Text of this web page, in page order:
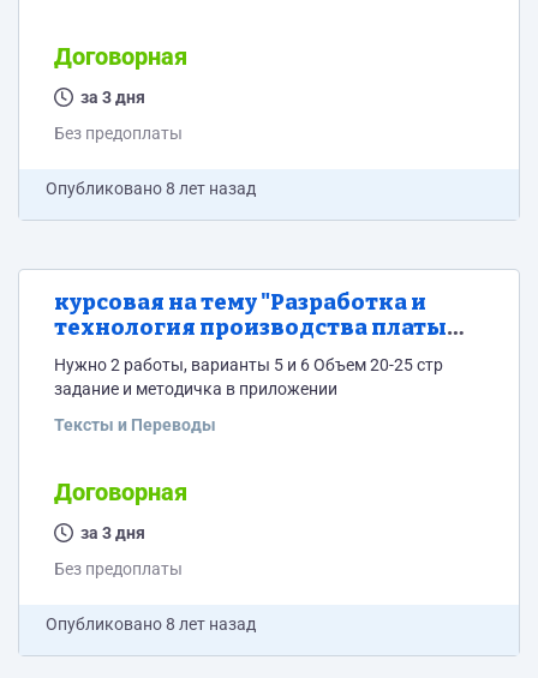
Договорная
за 3 дня
Без предоплаты
Опубликовано8 лет назад
курсовая на тему "Разработка и
технология производства платы
цифрового измерителя освещения"
Нужно 2 работы, варианты 5 и 6 Объем 20-25 стр
задание и методичка в приложении
Тексты и Переводы
Договорная
за 3 дня
Без предоплаты
Опубликовано8 лет назад